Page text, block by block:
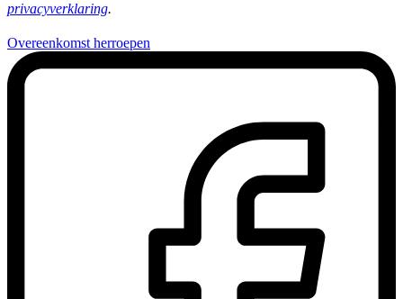
privacyverklaring.
Overeenkomst herroepen